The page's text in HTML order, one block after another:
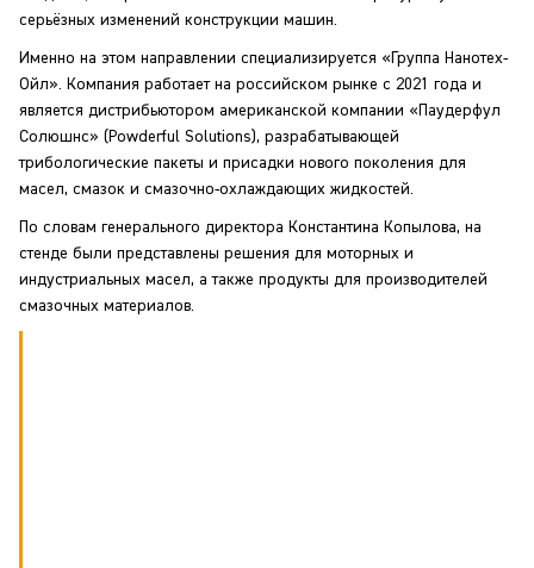
серьёзных изменений конструкции машин.
Именно на этом направлении специализируется «Группа Нанотех-
Ойл». Компания работает на российском рынке с 2021 года и
является дистрибьютором американской компании «Паудерфул
Солюшнс» (Powderful Solutions), разрабатывающей
трибологические пакеты и присадки нового поколения для
масел, смазок и смазочно-охлаждающих жидкостей.
По словам генерального директора Константина Копылова, на
стенде были представлены решения для моторных и
индустриальных масел, а также продукты для производителей
смазочных материалов.